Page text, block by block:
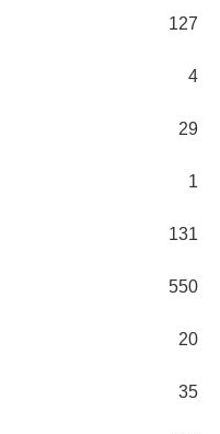
127
4
29
1
131
550
20
35